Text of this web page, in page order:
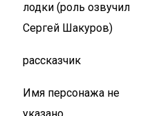
лодки (роль озвучил
Сергей Шакуров)
рассказчик
Имя персонажа не